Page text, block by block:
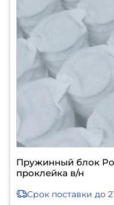
Пружинный блок
проклейка в/н
Срок поставки до